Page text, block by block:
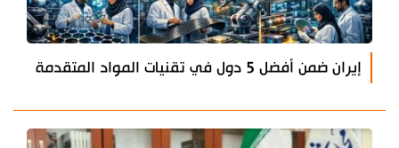
إيران ضمن أفضل 5 دول في تقنيات المواد المتقدمة